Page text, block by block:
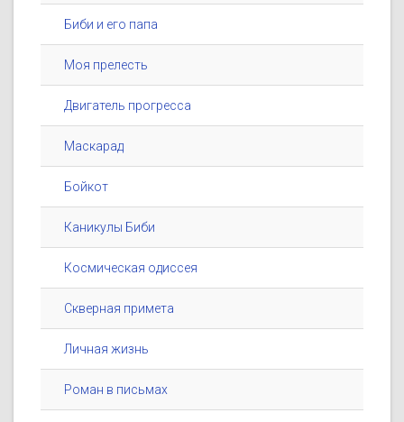
Биби и его папа
Моя прелесть
Двигатель прогресса
Маскарад
Бойкот
Каникулы Биби
Космическая одиссея
Скверная примета
Личная жизнь
Роман в письмах